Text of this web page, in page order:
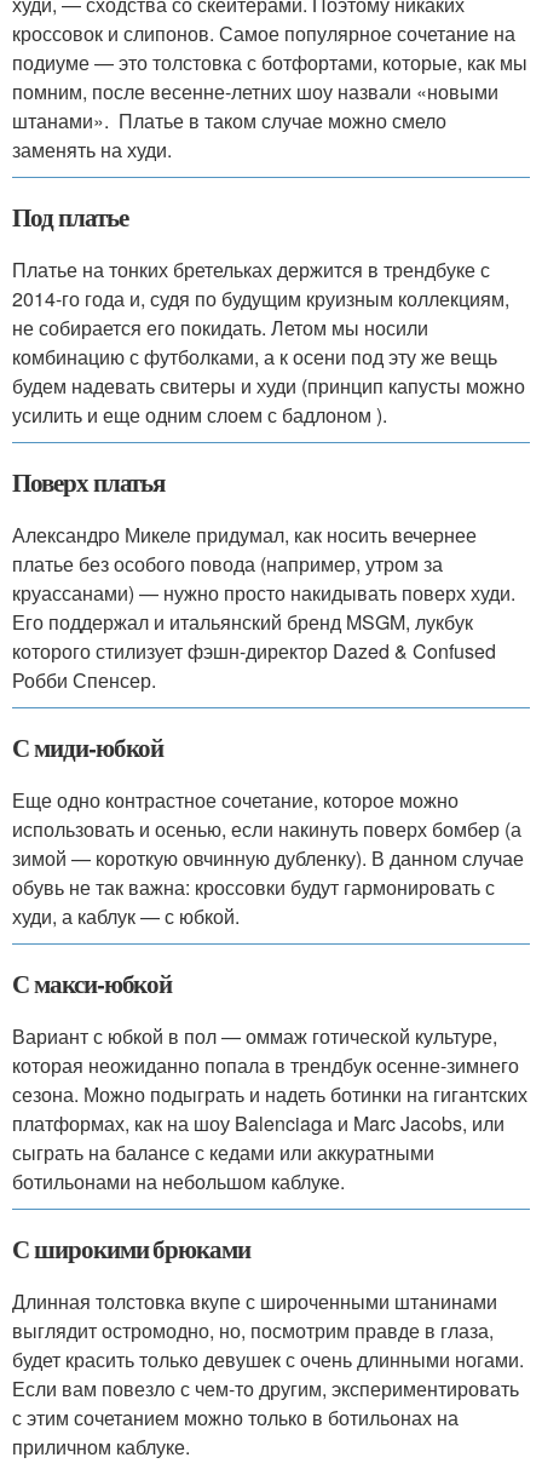
кроссовок и слипонов. Самое популярное сочетание на
подиуме — это толстовка с ботфортами, которые, как мы
помним, после весенне-летних шоу назвали «новыми
штанами». Платье в таком случае можно смело
заменять на худи.
Под платье
Платье на тонких бретельках держится в трендбуке с
2014-го года и, судя по будущим круизным коллекциям,
не собирается его покидать. Летом мы носили
комбинацию с футболками, а к осени под эту же вещь
будем надевать свитеры и худи (принцип капусты можно
усилить и еще одним слоем с бадлоном ).
Поверх платья
Александро Микеле придумал, как носить вечернее
платье без особого повода (например, утром за
круассанами) — нужно просто накидывать поверх худи.
Его поддержал и итальянский бренд MSGM, лукбук
которого стилизует фэшн-директор Dazed & Confused
Робби Спенсер.
С миди-юбкой
Еще одно контрастное сочетание, которое можно
использовать и осенью, если накинуть поверх бомбер (а
зимой — короткую овчинную дубленку). В данном случае
обувь не так важна: кроссовки будут гармонировать с
худи, а каблук — с юбкой.
С макси-юбкой
Вариант с юбкой в пол — оммаж готической культуре,
которая неожиданно попала в трендбук осенне-зимнего
сезона. Можно подыграть и надеть ботинки на гигантских
платформах, как на шоу Balenciaga и Marc Jacobs, или
сыграть на балансе с кедами или аккуратными
ботильонами на небольшом каблуке.
С широкими брюками
Длинная толстовка вкупе с широченными штанинами
выглядит остромодно, но, посмотрим правде в глаза,
будет красить только девушек с очень длинными ногами.
Если вам повезло с чем-то другим, экспериментировать
с этим сочетанием можно только в ботильонах на
приличном каблуке.